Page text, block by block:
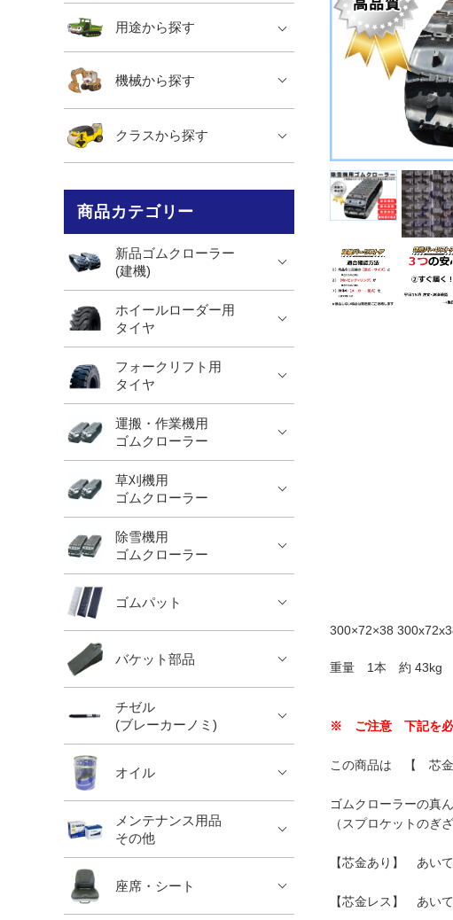
300×72×38
重量 1本 約 43kg
※ ご注意 下記を
この商品は 【 芯
ゴムクローラーの真
（スプロケットのぎ
【芯金あり】 あい
【芯金レス】 あい
用途から探す
機械から探す
クラスから探す
商品カテゴリー
新品ゴムクローラー
(建機)
ホイールローダー用
タイヤ
フォークリフト用
タイヤ
運搬・作業機用
ゴムクローラー
草刈機用
ゴムクローラー
除雪機用
ゴムクローラー
ゴムパット
バケット部品
チゼル
(ブレーカーノミ)
オイル
メンテナンス用品
その他
座席・シート